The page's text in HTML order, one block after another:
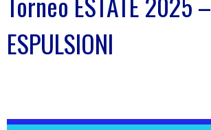
ESPULSIONI